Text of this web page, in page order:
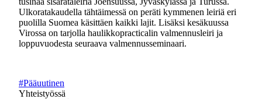
Ulkoratakaudella tähtäimessä on peräti kymmenen leiriä eri
puolilla Suomea käsittäen kaikki lajit. Lisäksi kesäkuussa
Virossa on tarjolla haulikkopracticalin valmennusleiri ja
loppuvuodesta seuraava valmennusseminaari.
#Pääuutinen
Yhteistyössä